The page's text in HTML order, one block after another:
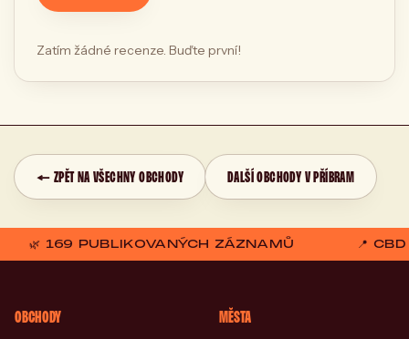
Zatím žádné recenze. Buďte první!
← ZPĚT NA VŠECHNY OBCHODY DALŠÍ OBCHODY V PŘÍBRAM
🌿 169 PUBLIKOVANÝCH ZÁZNAMŮ 📍
OBCHODY MĚSTA